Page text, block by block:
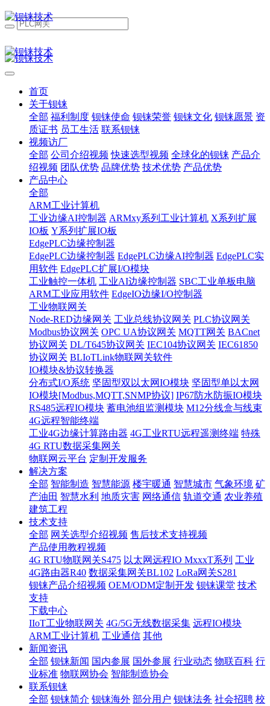
首页
关于钡铼
全部 福利制度 钡铼使命 钡铼荣誉 钡铼文化 钡铼愿景 资
质证书 员工生活 联系钡铼
视频访厂
全部 公司介绍视频 快速选型视频 全球化的钡铼 产品介
绍视频 团队优势 品牌优势 技术优势 产品优势
产品中心
全部
ARM工业计算机
工业边缘AI控制器 ARMxy系列工业计算机 X系列扩展
IO板 Y系列扩展IO板
EdgePLC边缘控制器
EdgePLC边缘控制器 EdgePLC边缘AI控制器 EdgePLC实
用软件 EdgePLC扩展I/O模块
工业触控一体机 工业AI边缘控制器 SBC工业单板电脑
ARM工业应用软件 EdgeIO边缘I/O控制器
工业物联网关
Node-RED边缘网关 工业总线协议网关 PLC协议网关
Modbus协议网关 OPC UA协议网关 MQTT网关 BACnet
协议网关 DL/T645协议网关 IEC104协议网关 IEC61850
协议网关 BLIoTLink物联网关软件
IO模块&协议转换器
分布式I/O系统 坚固型双以太网IO模块 坚固型单以太网
IO模块[Modbus,MQTT,SNMP协议] IP67防水防振IO模块
RS485远程IO模块 蓄电池组监测模块 M12分线盒与线束
4G远程智能终端
工业4G边缘计算路由器 4G工业RTU远程遥测终端 特殊
4G RTU数据采集网关
物联网云平台 定制开发服务
解决方案
全部 智能制造 智慧能源 楼宇暖通 智慧城市 气象环境 矿
产油田 智慧水利 地质灾害 网络通信 轨道交通 农业养殖
建筑工程
技术支持
全部 网关选型介绍视频 售后技术支持视频
产品使用教程视频
4G RTU物联网关S475 以太网远程IO MxxxT系列 工业
4G路由器R40 数据采集网关BL102 LoRa网关S281
钡铼产品介绍视频 OEM/ODM定制开发 钡铼课堂 技术
支持
下载中心
IIoT工业物联网关 4G/5G无线数据采集 远程IO模块
ARM工业计算机 工业通信 其他
新闻资讯
全部 钡铼新闻 国内参展 国外参展 行业动态 物联百科 行
业标准 物联网协会 智能制造协会
联系钡铼
全部 钡铼简介 钡铼海外 部分用户 钡铼法务 社会招聘 校